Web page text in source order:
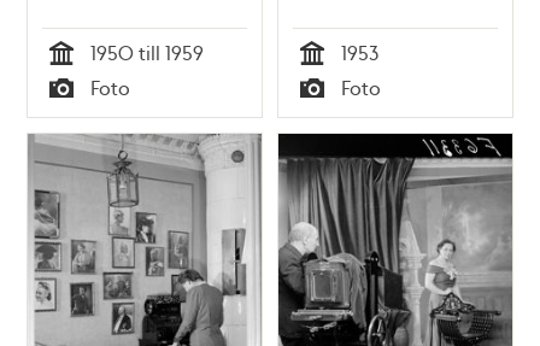
Tid
1950 till 1959
Typ
Foto Tid
1953
Typ
Foto